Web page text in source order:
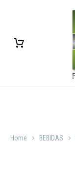
Home BEBIDAS